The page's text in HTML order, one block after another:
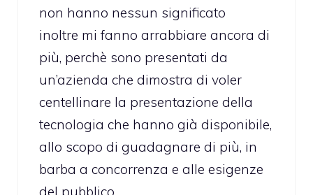
non hanno nessun significato
inoltre mi fanno arrabbiare ancora di
più, perchè sono presentati da
un’azienda che dimostra di voler
centellinare la presentazione della
tecnologia che hanno già disponibile,
allo scopo di guadagnare di più, in
barba a concorrenza e alle esigenze